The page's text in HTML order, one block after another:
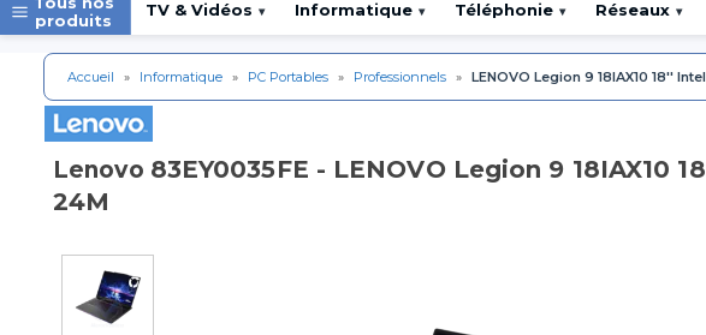
produits
TV & Vidéos ▾ Informatique ▾ Téléphonie ▾ Réseaux ▾
Accueil » Informatique » PC Portables » Professionnels » LENOVO Legion 9 18IAX10 18''
Lenovo 83EY0035FE - LENOVO Legion 9 18IAX10
24M